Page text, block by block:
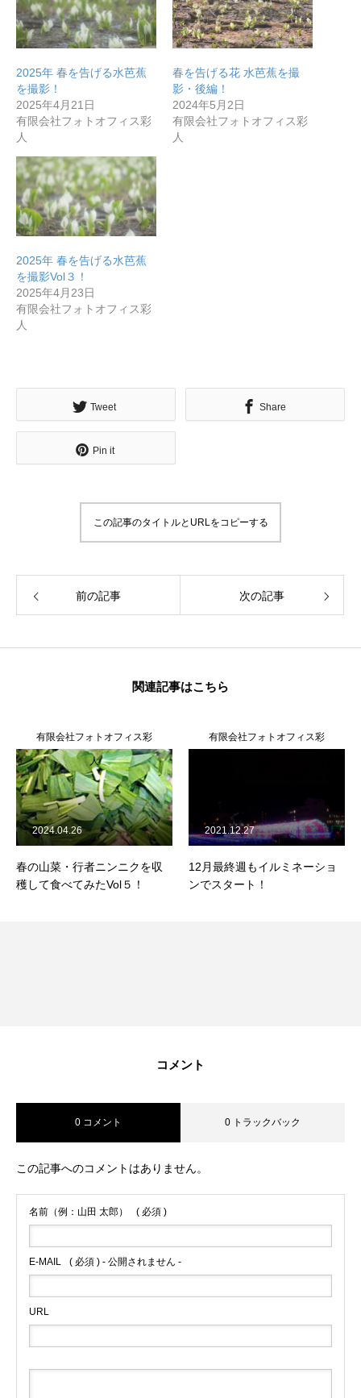
メディア取材受付口はこちら
北海道最強のビジネス課題解決コミュニティ【北海道オ
2025年 春を告げる水芭蕉
を撮影！
2025年4月21日
有限会社フォトオフィス彩
人
春を告げる花 水芭蕉を撮
影・後編！
2024年5月2日
有限会社フォトオフィス彩
人
2025年 春を告げる水芭蕉
を撮影Vol３！
2025年4月23日
有限会社フォトオフィス彩
人
Tweet Share
Pin it
この記事のタイトルとURLをコピーする
前の記事 次の記事
関連記事はこちら
有限会社フォトオフィス彩
人
春の山菜・行者ニンニクを収
穫して食べてみたVol５！
2024.04.26
有限会社フォトオフィス彩
12月最終週もイルミネーショ
ンでスタート！
2021.12.27
コメント
0 コメント 0 トラックバック
この記事へのコメントはありません。
名前（例：山田 太郎） ( 必須 )
E-MAIL ( 必須 ) - 公開されません -
URL